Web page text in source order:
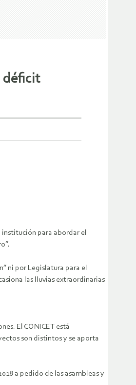
déficit
institución para abordar el
ni por Legislatura para el
las lluvias extraordinarias
El CONICET está
son distintos y se aporta
a pedido de las asambleas y